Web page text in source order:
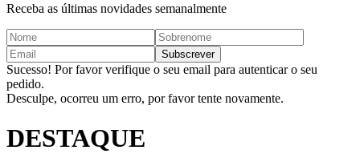
Receba as últimas novidades semanalmente
Sucesso! Por favor verifique o seu email para autenticar o seu
pedido.
Desculpe, ocorreu um erro, por favor tente novamente.
DESTAQUE